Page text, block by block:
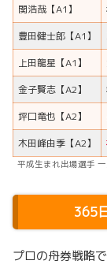
関浩哉【A1】
豊田健士郎【A1】
上田龍星【A1】
金子賢志【A2】
坪口竜也【A2】
木田峰由季【A2】
平成生まれ出場選手
365
プロの舟券戦略